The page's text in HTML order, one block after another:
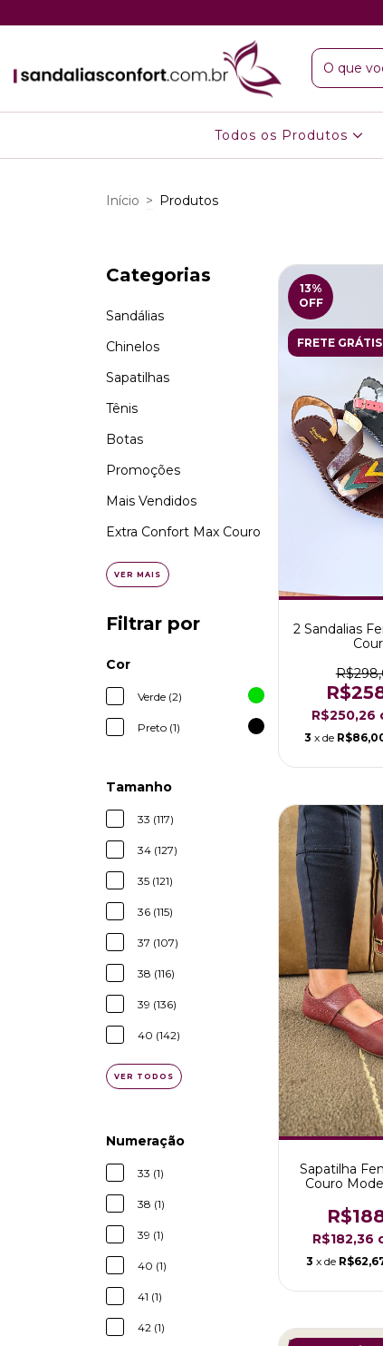
Todos os Produtos
Início > Produtos
Categorias
Sandálias
Chinelos
Sapatilhas
Tênis
Botas
Promoções
Mais Vendidos
Extra Confort Max Couro
VER MAIS
Filtrar por
Cor
Verde (2)
Preto (1)
Tamanho
33 (117)
34 (127)
35 (121)
36 (115)
37 (107)
38 (116)
39 (136)
40 (142)
VER TODOS
Numeração
33 (1)
38 (1)
39 (1)
40 (1)
41 (1)
42 (1)
13%
OFF
FRETE GRÁTIS
2 Sandalias
R$250,26
3 x de
Sapatilha
Couro
R$182,36
3 x de